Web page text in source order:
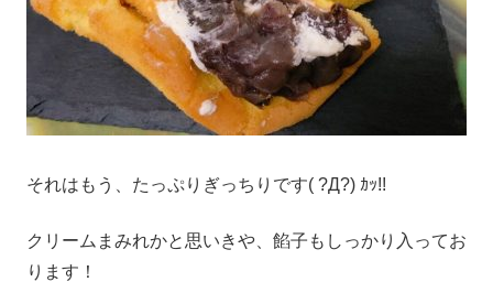
それはもう、たっぷりぎっちりです( ?Д?) ｶｯ!!
クリームまみれかと思いきや、餡子もしっかり入ってお
ります！